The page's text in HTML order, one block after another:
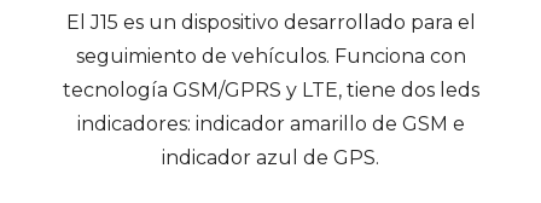
El J15 es un dispositivo desarrollado para el
seguimiento de vehículos. Funciona con
tecnología GSM/GPRS y LTE, tiene dos leds
indicadores: indicador amarillo de GSM e
indicador azul de GPS.